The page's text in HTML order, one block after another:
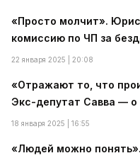
«Просто молчит».
комиссию по ЧП за
22 января 2025 | 20:08
«Отражают то, что
Экс-депутат Савва — о
18 января 2025 | 16:55
«Людей можно